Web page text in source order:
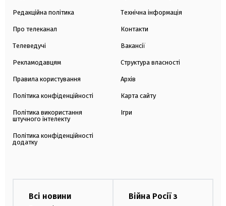
Редакційна політика
Про телеканал
Телеведучі
Рекламодавцям
Правила користування
Політика конфіденційності
Політика використання
штучного інтелекту
Політика конфіденційності
додатку
Технічна інформація
Контакти
Вакансії
Структура власності
Архів
Карта сайту
Ігри
Всі новини
Війна Росії з